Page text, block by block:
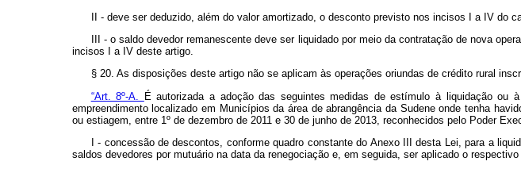
II - deve ser deduzido, além do valor amortizado, o desconto previsto nos incisos I a IV do
III - o saldo devedor remanescente deve ser liquidado por meio da contratação de nova
incisos I a IV deste artigo.
§ 20. As disposições deste artigo não se aplicam às operações oriundas de crédito rural
“Art. 8º-A. É autorizada a adoção das seguintes medidas de estímulo à liquidação ou
empreendimento localizado em Municípios da área de abrangência da Sudene onde tenha
ou estiagem, entre 1º de dezembro de 2011 e 30 de junho de 2013, reconhecidos pelo Poder
I - concessão de descontos, conforme quadro constante do Anexo III desta Lei, para a
saldos devedores por mutuário na data da renegociação e, em seguida, ser aplicado o